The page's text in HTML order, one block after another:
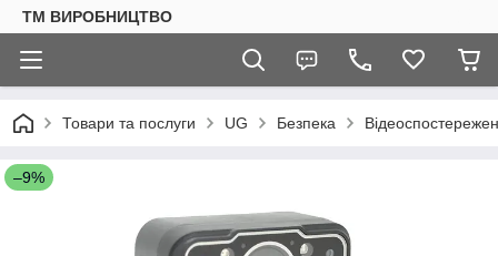
ТМ ВИРОБНИЦТВО
Товари та послуги UG Безпека
–9%